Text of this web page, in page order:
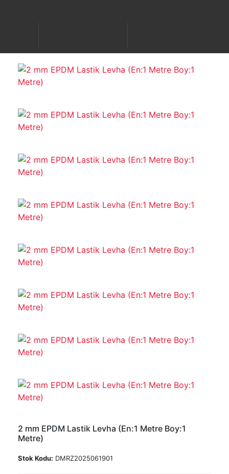
2 mm EPDM Lastik Levha (En:1 Metre Boy:1
Metre)
Stok Kodu: DMRZ2025061901